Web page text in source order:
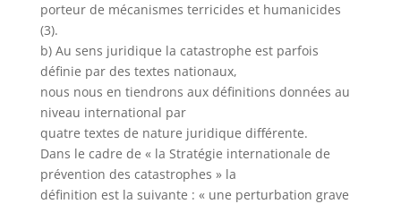
porteur de mécanismes terricides et humanicides
(3).
b) Au sens juridique la catastrophe est parfois
définie par des textes nationaux,
nous nous en tiendrons aux définitions données au
niveau international par
quatre textes de nature juridique différente.
Dans le cadre de « la Stratégie internationale de
prévention des catastrophes » la
définition est la suivante : « une perturbation grave